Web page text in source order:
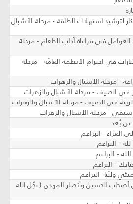
الأفكار لترشيد استهلاك الطاقة - مرحلة الأشبال
جميع العوامل في مراعاة آداب الطعام - مرحلة
والخيارات في احترام الأنظمة العامّة - مرحلة
عن بُعد
- البراعم
- البراعم
- البراعم
- البراعم
وليّنا- البراعم
الحسين وأنصار المهدي (عجّل الله